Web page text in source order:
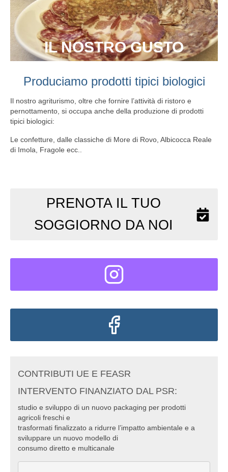
IL NOSTRO GUSTO
Produciamo prodotti tipici biologici
Il nostro agriturismo, oltre che fornire l’attività di ristoro e
pernottamento, si occupa anche della produzione di prodotti
tipici biologici:
Le confetture, dalle classiche di More di Rovo, Albicocca Reale
di Imola, Fragole ecc..
PRENOTA IL TUO
SOGGIORNO DA NOI
CONTRIBUTI UE E FEASR
INTERVENTO FINANZIATO DAL PSR:
studio e sviluppo di un nuovo packaging per prodotti
agricoli freschi e
trasformati finalizzato a ridurre l’impatto ambientale e a
sviluppare un nuovo modello di
consumo diretto e multicanale